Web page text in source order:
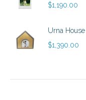
$1,190.00
Urna House
$1,390.00